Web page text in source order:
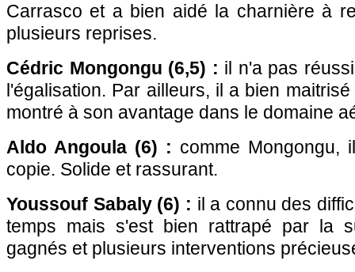
Carrasco et a bien aidé la charnière à
plusieurs reprises.
Cédric Mongongu (6,5) : il n'a pas
l'égalisation. Par ailleurs, il a bien
montré à son avantage dans le domaine
Aldo Angoula (6) : comme Mongongu,
copie. Solide et rassurant.
Youssouf Sabaly (6) : il a connu des
temps mais s'est bien rattrapé par la
gagnés et plusieurs interventions